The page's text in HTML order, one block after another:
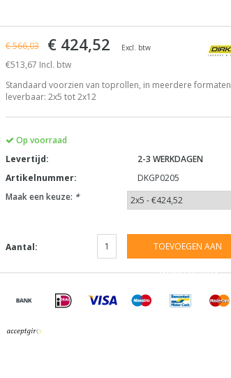
€ 566,03 € 424,52 Excl. btw
€513,67 Incl. btw
Standaard voorzien van toprollen, in meerdere formaten
leverbaar: 2x5 tot 2x12
Op voorraad
Levertijd:
2-3 WERKDAGEN
Artikelnummer:
DKGP0205
Maak een keuze: *
Aantal: TOEVOEGEN AAN
WINKELWAGEN